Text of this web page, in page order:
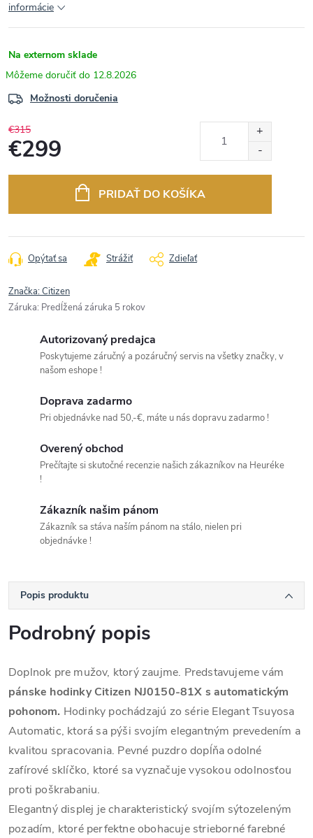
informácie
Na externom sklade
12.8.2026
Možnosti doručenia
€315
€299
PRIDAŤ DO KOŠÍKA
Opýtať sa Strážiť Zdieľať
Značka:Citizen
Záruka: Predĺžená záruka 5 rokov
Autorizovaný predajca
Poskytujeme záručný a pozáručný servis na všetky značky, v
našom eshope !
Doprava zadarmo
Pri objednávke nad 50,-€, máte u nás dopravu zadarmo !
Overený obchod
Prečítajte si skutočné recenzie našich zákazníkov na Heuréke
!
Zákazník našim pánom
Zákazník sa stáva naším pánom na stálo, nielen pri
objednávke !
Popis produktu
Podrobný popis
Doplnok pre mužov, ktorý zaujme. Predstavujeme vám
pánske hodinky Citizen NJ0150-81X s automatickým
pohonom. Hodinky pochádzajú zo série Elegant Tsuyosa
Automatic, ktorá sa pýši svojím elegantným prevedením a
kvalitou spracovania. Pevné puzdro dopĺňa odolné
zafírové sklíčko, ktoré sa vyznačuje vysokou odolnosťou
proti poškrabaniu.
Elegantný displej je charakteristický svojím sýtozeleným
pozadím, ktoré perfektne obohacuje strieborné farebné